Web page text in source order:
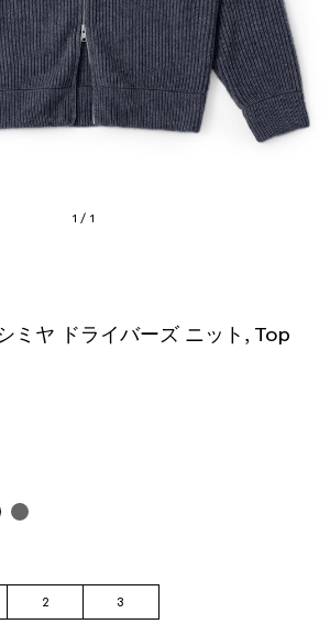
1 / 1
ミヤ ドライバーズ ニット, Top
2 3